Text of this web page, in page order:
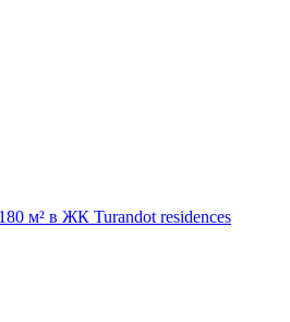
м² в ЖК Turandot residences